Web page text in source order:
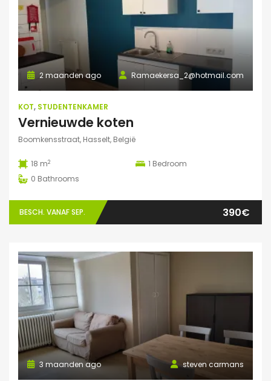
Ramaekersa_2@hotmail.com
2 maanden ago
KOT, STUDENTENKAMER
Vernieuwde koten
Boomkensstraat, Hasselt, België
18 m2 1 Bedroom
0 Bathrooms
BESCH. VANAF SEP. 390€
steven carmans
3 maanden ago